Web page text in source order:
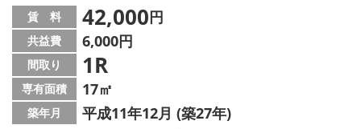
メールでお問い合わせ
賃 料 42,000円
共益費 6,000円
間取り 1R
専有面積 17㎡
築年月 平成11年12月 (築27年)